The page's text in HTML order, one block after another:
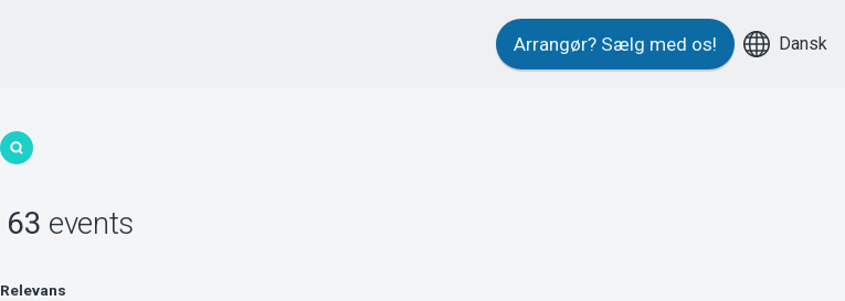
Arrangør? Sælg med os! Dansk
63 events
Relevans